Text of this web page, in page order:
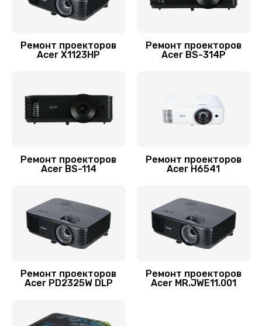
Ремонт проекторов
Acer X1123HP
Ремонт проекторов
Acer BS-314P
Ремонт проекторов
Acer BS-114
Ремонт проекторов
Acer H6541
Ремонт проекторов
Acer PD2325W DLP
Ремонт проекторов
Acer MR.JWE11.001